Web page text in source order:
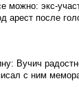
можно: экс-
арест после
Вучич
с ним